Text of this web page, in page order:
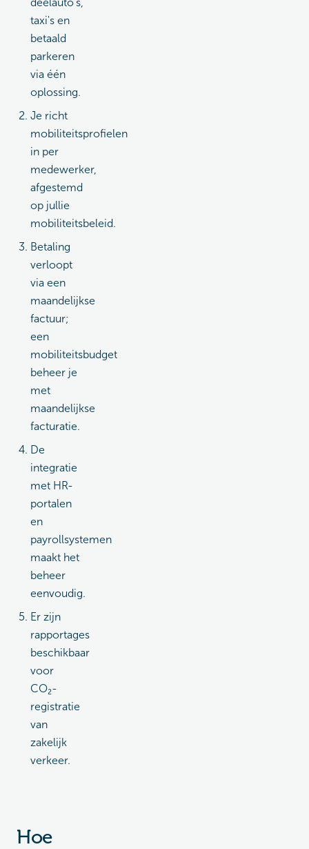
taxi's en
betaald
parkeren
via één
oplossing.
Je richt
mobiliteitsprofielen
in per
medewerker,
afgestemd
op jullie
mobiliteitsbeleid.
Betaling
verloopt
via een
maandelijkse
factuur;
een
mobiliteitsbudget
beheer je
met
maandelijkse
facturatie.
De
integratie
met HR-
portalen
en
payrollsystemen
maakt het
beheer
eenvoudig.
Er zijn
rapportages
beschikbaar
voor
CO₂-
registratie
van
zakelijk
verkeer.
Hoe